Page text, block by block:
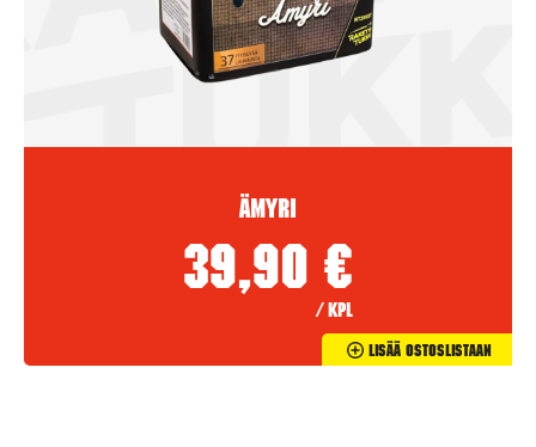
Ämyri
39,90 €
/ kpl
Lisää Ostoslistaan